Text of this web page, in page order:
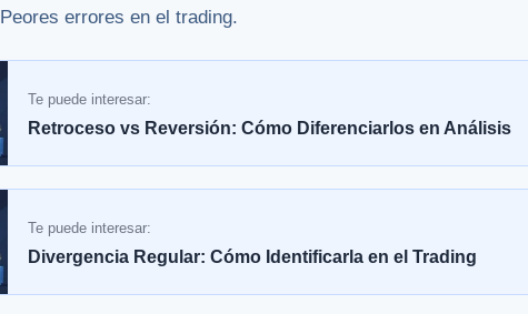
Peores errores en el trading.
Te puede interesar:
Retroceso vs Reversión: Cómo Diferenciarlos en Análisis
Te puede interesar:
Divergencia Regular: Cómo Identificarla en el Trading